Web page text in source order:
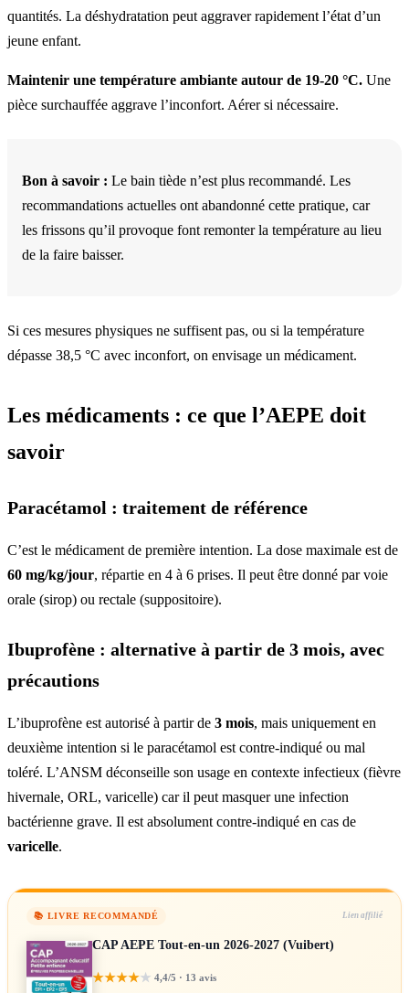
quantités. La déshydratation peut aggraver rapidement l’état d’un
jeune enfant.
Maintenir une température ambiante autour de 19-20 °C. Une
pièce surchauffée aggrave l’inconfort. Aérer si nécessaire.
Bon à savoir : Le bain tiède n’est plus recommandé. Les
recommandations actuelles ont abandonné cette pratique, car
les frissons qu’il provoque font remonter la température au lieu
de la faire baisser.
Si ces mesures physiques ne suffisent pas, ou si la température
dépasse 38,5 °C avec inconfort, on envisage un médicament.
Les médicaments : ce que l’AEPE doit
savoir
Paracétamol : traitement de référence
C’est le médicament de première intention. La dose maximale est de
60 mg/kg/jour, répartie en 4 à 6 prises. Il peut être donné par voie
orale (sirop) ou rectale (suppositoire).
Ibuprofène : alternative à partir de 3 mois, avec
précautions
L’ibuprofène est autorisé à partir de 3 mois, mais uniquement en
deuxième intention si le paracétamol est contre-indiqué ou mal
toléré. L’ANSM déconseille son usage en contexte infectieux (fièvre
hivernale, ORL, varicelle) car il peut masquer une infection
bactérienne grave. Il est absolument contre-indiqué en cas de
varicelle.
📚 LIVRE RECOMMANDÉ Lien affilié
CAP AEPE Tout-en-un 2026-2027 (Vuibert)
★★★★★ 4,4/5 · 13 avis